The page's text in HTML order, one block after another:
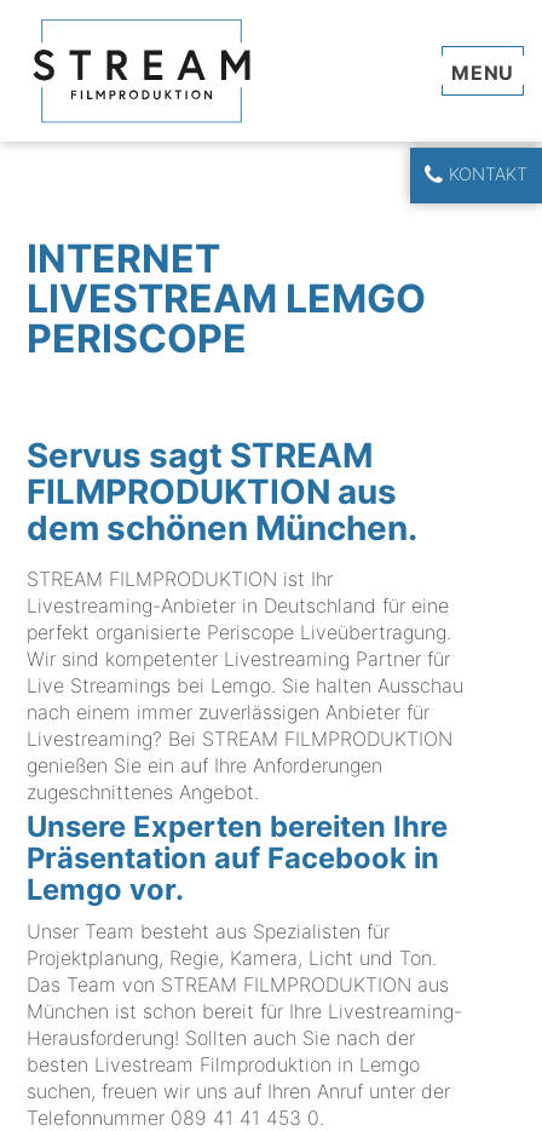
KONTAKT
INTERNET
LIVESTREAM LEMGO
PERISCOPE
Servus sagt STREAM
FILMPRODUKTION aus
dem schönen München.
STREAM FILMPRODUKTION ist Ihr
Livestreaming-Anbieter in Deutschland für eine
perfekt organisierte Periscope Liveübertragung.
Wir sind kompetenter Livestreaming Partner für
Live Streamings bei Lemgo. Sie halten Ausschau
nach einem immer zuverlässigen Anbieter für
Livestreaming? Bei STREAM FILMPRODUKTION
genießen Sie ein auf Ihre Anforderungen
zugeschnittenes Angebot.
Unsere Experten bereiten Ihre
Präsentation auf Facebook in
Lemgo vor.
Unser Team besteht aus Spezialisten für
Projektplanung, Regie, Kamera, Licht und Ton.
Das Team von STREAM FILMPRODUKTION aus
München ist schon bereit für Ihre Livestreaming-
Herausforderung! Sollten auch Sie nach der
besten Livestream Filmproduktion in Lemgo
suchen, freuen wir uns auf Ihren Anruf unter der
Telefonnummer 089 41 41 453 0